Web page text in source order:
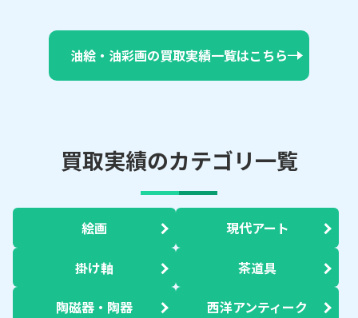
油絵・油彩画の買取実績一覧はこちら
買取実績のカテゴリ一覧
絵画 現代アート
掛け軸 茶道具
陶磁器・陶器 西洋アンティーク